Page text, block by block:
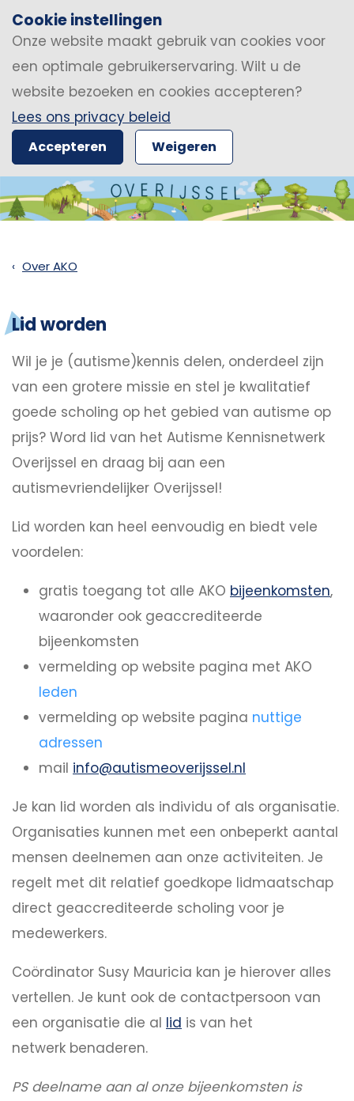
Cookie instellingen
Onze website maakt gebruik van cookies voor
een optimale gebruikerservaring. Wilt u de
website bezoeken en cookies accepteren?
Lees ons privacy beleid
Accepteren Weigeren
Over AKO
Lid worden
Wil je je (autisme)kennis delen, onderdeel zijn
van een grotere missie en stel je kwalitatief
goede scholing op het gebied van autisme op
prijs? Word lid van het Autisme Kennisnetwerk
Overijssel en draag bij aan een
autismevriendelijker Overijssel!
Lid worden kan heel eenvoudig en biedt vele
voordelen:
gratis toegang tot alle AKO bijeenkomsten,
waaronder ook geaccrediteerde
bijeenkomsten
vermelding op website pagina met AKO
leden
vermelding op website pagina nuttige
adressen
mail info@autismeoverijssel.nl
Je kan lid worden als individu of als organisatie.
Organisaties kunnen met een onbeperkt aantal
mensen deelnemen aan onze activiteiten. Je
regelt met dit relatief goedkope lidmaatschap
direct geaccrediteerde scholing voor je
medewerkers.
Coördinator Susy Mauricia kan je hierover alles
vertellen. Je kunt ook de contactpersoon van
een organisatie die al lid is van het
netwerk benaderen.
PS deelname aan al onze bijeenkomsten is